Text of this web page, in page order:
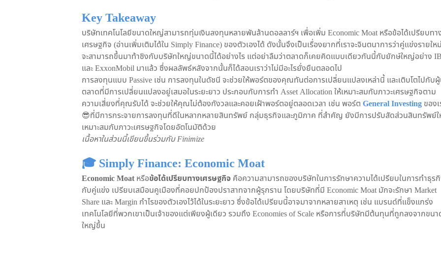
Key Takeaway
บริษัทเทคโนโลยีขนาดใหญ่สามารถทุ่มเงินลงทุนหลายพันล้านดอลลาร์ฯ เพื่อเพิ่ม Economic Moat หรือข้อได้เปรียบทา
เศรษฐกิจ (อ่านเพิ่มเติมได้ใน Simply Finance) ของตัวเองได้ ดังนั้นจึงเป็นเรื่องยากที่เราจะจินตนาการว่าคู่แข่งรายให
จะสามารถขึ้นมาท้าชิงกับบริษัทใหญ่ขนาดนี้ได้อย่างไร แต่อย่าลืมว่าตลาดก็เคยคิดแบบเดียวกันนี้กับยักษ์ใหญ่อย่าง
และ ExxonMobil มาแล้ว ซึ่งผลลัพธ์หลังจากนั้นก็ได้สอนเราว่าไม่มีอะไรยั่งยืนตลอดไป
การลงทุนแบบ Passive เช่น การลงทุนในดัชนี จะช่วยให้พอร์ตของคุณทันต่อการเปลี่ยนแปลงเหล่านี้ และเติบโตไปกับ
ตลาดที่มีการเปลี่ยนแปลงอยู่เสมอในระยะยาว ประกอบกับการทำ Asset Allocation ให้เหมาะสมกับภาวะเศรษฐกิจตาม
ความเสี่ยงที่คุณรับได้ จะช่วยให้คุณไม่ต้องกังวลและคอยเฝ้าพอร์ตอยู่ตลอดเวลา เช่น พอร์ต General Investing ของ
😎ที่มีการกระจายการลงทุนที่ดีในหลากหลายสินทรัพย์ กลุ่มธุรกิจและภูมิภาค ที่สำคัญ ยังมีการปรับสัดส่วนสินทรัพย์ใ
เหมาะสมภับภาวะเศรษฐกิจโดยอัตโนมัติด้วย
เนื้อหาในส่วนนี้เขียนขึ้นร่วมกับ Finimize
🎓 Simply Finance: Economic Moat
Economic Moatหรือข้อได้เปรียบทางเศรษฐกิจ คือความสามารถของบริษัทในการรักษาความได้เปรียบในการทำธุร
กับคู่แข่ง เปรียบเสมือนคูเมืองที่คอยปกป้องปราสาทจากผู้รุกราน โดยบริษัทที่มี Economic Moat มักจะรักษา Market
Share และ Margin กำไรของตัวเองไว้ได้ในระยะยาว ซึ่งข้อได้เปรียบนี้อาจมาจากหลายสาเหตุ เช่น แบรนด์ที่แข็งแกร่ง
เทคโนโลยีที่พวกเขาเป็นเจ้าของแต่เพียงผู้เดียว รวมถึง Economies of Scale หรือการที่บริษัทมีต้นทุนที่ถูกลงจากขน
ใหญ่ขึ้น